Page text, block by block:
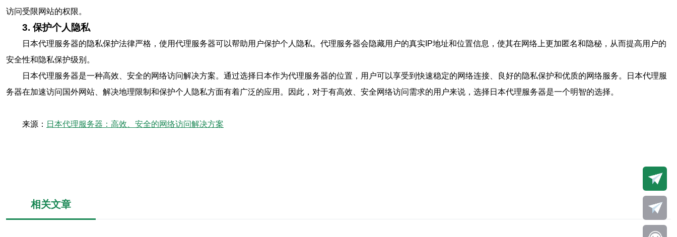
访问受限网站的权限。
3. 保护个人隐私
日本代理服务器的隐私保护法律严格，使用代理服务器可以帮助用户保护个人隐私。代理服务器会隐藏用户的真实IP地址和位置信息，使其在网络上更加匿名和隐秘，从而提高用户的
安全性和隐私保护级别。
日本代理服务器是一种高效、安全的网络访问解决方案。通过选择日本作为代理服务器的位置，用户可以享受到快速稳定的网络连接、良好的隐私保护和优质的网络服务。日本代理服
务器在加速访问国外网站、解决地理限制和保护个人隐私方面有着广泛的应用。因此，对于有高效、安全网络访问需求的用户来说，选择日本代理服务器是一个明智的选择。
来源： 日本代理服务器：高效、安全的网络访问解决方案
相关文章